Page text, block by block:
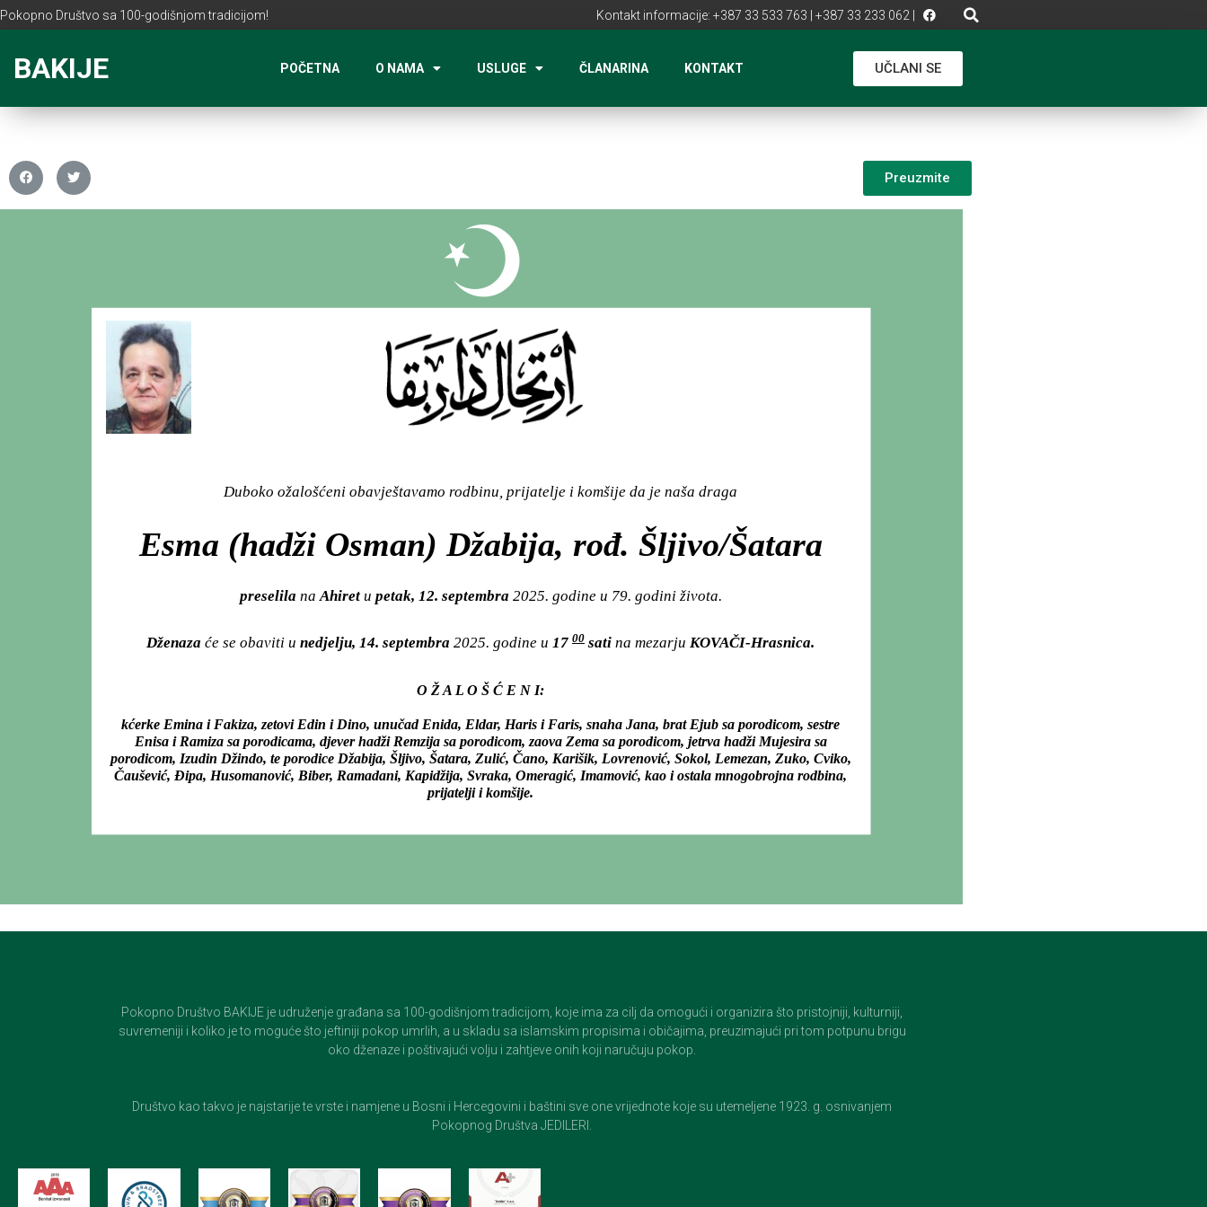
Pokopno Društvo sa 100-godišnjom tradicijom! Kontakt informacije: +387 33 533 763 | +387 33 233 062 |
BAKIJE POČETNA O NAMA USLUGE ČLANARINA KONTAKT UČLANI SE
Preuzmite
Duboko ožalošćeni obavještavamo rodbinu, prijatelje i komšije da je naša draga
Esma (hadži Osman) Džabija, rođ. Šljivo/Šatara
preselila naAhiretu petak, 12. septembra 2025. godine u 79. godini života.
Dženaza će se obaviti u nedjelju, 14. septembra 2025. godine u 17 00 sati na mezarju KOVAČI-Hrasnica.
O Ž A L O Š Ć E N I:
kćerke Emina i Fakiza, zetovi Edin i Dino, unučad Enida, Eldar, Haris i Faris, snaha Jana, brat Ejub sa porodicom, sestre
Enisa i Ramiza sa porodicama, djever hadži Remzija sa porodicom, zaova Zema sa porodicom, jetrva hadži Mujesira sa
porodicom, Izudin Džindo, te porodice Džabija, Šljivo, Šatara, Zulić, Čano, Karišik, Lovrenović, Sokol, Lemezan, Zuko, Cviko,
Čaušević, Đipa, Husomanović, Biber, Ramadani, Kapidžija, Svraka, Omeragić, Imamović, kao i ostala mnogobrojna rodbina,
prijatelji i komšije.
Pokopno Društvo BAKIJE je udruženje građana sa 100-godišnjom tradicijom, koje ima za cilj da omogući i organizira što pristojniji, kulturniji,
suvremeniji i koliko je to moguće što jeftiniji pokop umrlih, a u skladu sa islamskim propisima i običajima, preuzimajući pri tom potpunu brigu
oko dženaze i poštivajući volju i zahtjeve onih koji naručuju pokop.
Društvo kao takvo je najstarije te vrste i namjene u Bosni i Hercegovini i baštini sve one vrijednote koje su utemeljene 1923. g. osnivanjem
Pokopnog Društva JEDILERI.